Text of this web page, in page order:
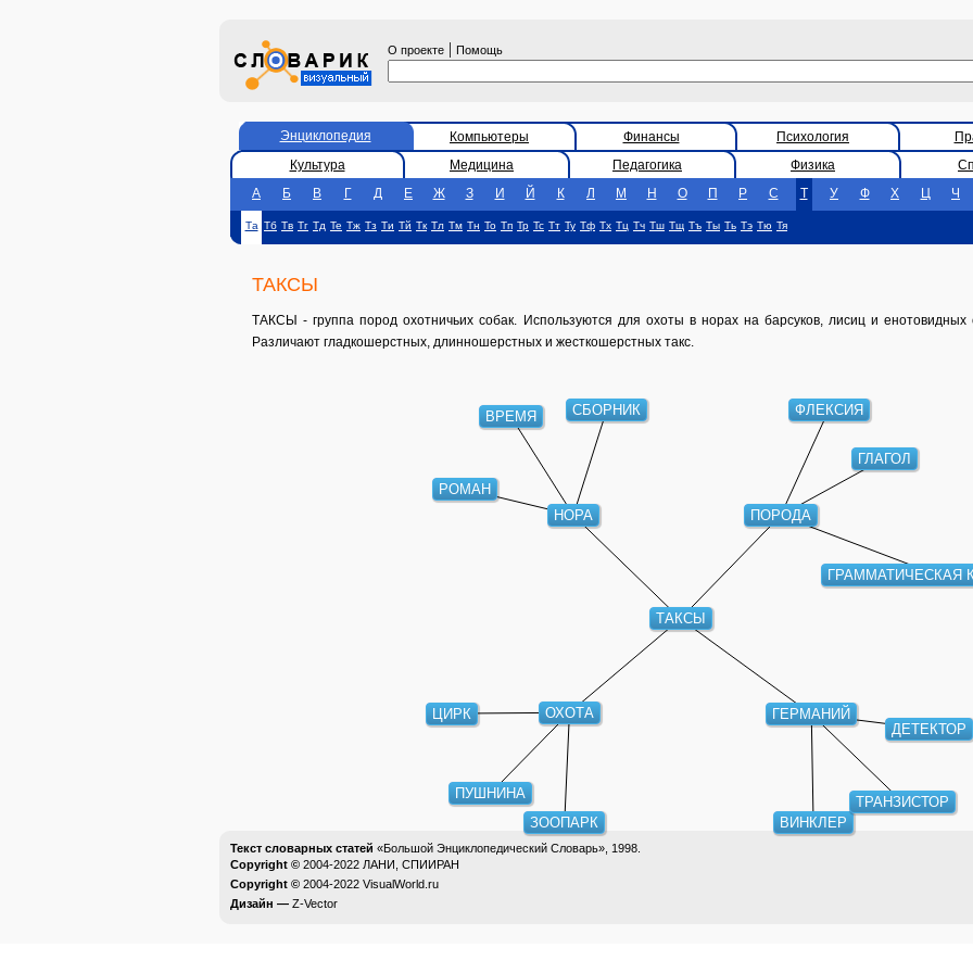
О проекте | Помощь
Энциклопедия Компьютеры Финансы Психология
Культура
Медицина Педагогика Физика
А
Б В Г Д Е Ж З И Й К Л М Н О П Р С Т У Ф Х Ц Ч
Та Тб Тв Тг Тд Те Тж Тз Ти Тй Тк Тл Тм Тн То Тп Тр Тс Тт Ту Тф Тх Тц Тч Тш Тщ Тъ Ты Ть Тэ Тю Тя
ТАКСЫ
ТАКСЫ - группа пород охотничьих собак. Используются для охоты в норах на барсуков, лисиц и
Различают гладкошерстных, длинношерстных и жесткошерстных такс.
ТАКСЫ
НОРА
ОХОТА
ПОРОДА
ГЕРМАНИЙ
СБОРНИК
ВРЕМЯ
РОМАН
ПУШНИНА
ЗООПАРК
ЦИРК
ГРАММАТИЧЕСКАЯ
ФЛЕКСИЯ
ГЛАГОЛ
ВИНКЛЕР
ТРАНЗИСТОР
ДЕТЕКТОР
Текст словарных статей «Большой Энциклопедический Словарь», 1998.
Copyright © 2004-2022 ЛАНИ, СПИИРАН
Copyright © 2004-2022 VisualWorld.ru
Дизайн — Z-Vector